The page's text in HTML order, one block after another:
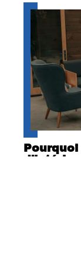
d’intérieur